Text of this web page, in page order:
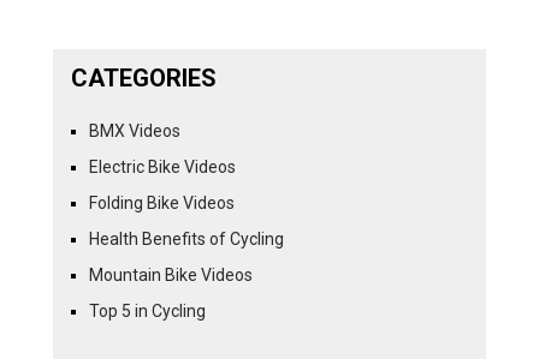
CATEGORIES
BMX Videos
Electric Bike Videos
Folding Bike Videos
Health Benefits of Cycling
Mountain Bike Videos
Top 5 in Cycling